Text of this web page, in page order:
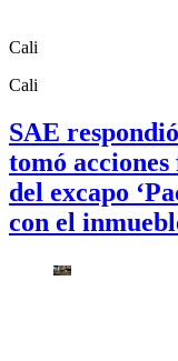
Cali
Cali
SAE
tomó
del excapo
con el